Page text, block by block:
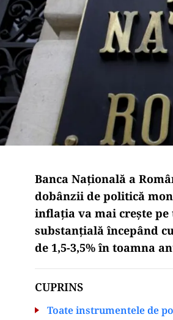
Banca Națională a
dobânzii de politică
inflația va mai crește
substanțială începând
de 1,5-3,5% în toamna
CUPRINS
Toate instrumentele de